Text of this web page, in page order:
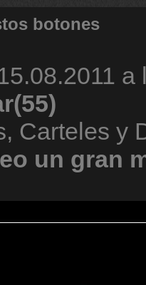
botones
a
Carteles y
un gran